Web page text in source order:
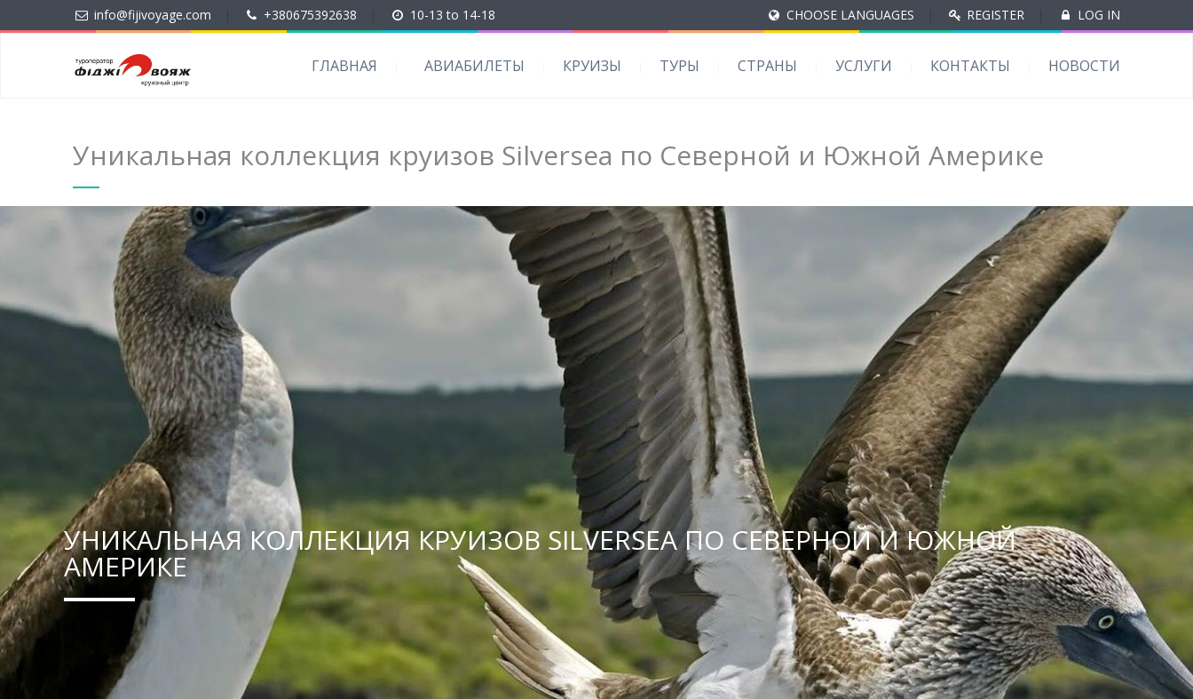
info@fijivoyage.com +380675392638 10-13 to 14-18 CHOOSE LANGUAGES REGISTER LOG IN
ГЛАВНАЯ АВИАБИЛЕТЫ КРУИЗЫ ТУРЫ СТРАНЫ УСЛУГИ КОНТАКТЫ НОВОСТИ
Уникальная коллекция круизов Silversea по Северной и Южной Америке
УНИКАЛЬНАЯ КОЛЛЕКЦИЯ КРУИЗОВ SILVERSEA ПО СЕВЕРНОЙ И ЮЖНОЙ
АМЕРИКЕ